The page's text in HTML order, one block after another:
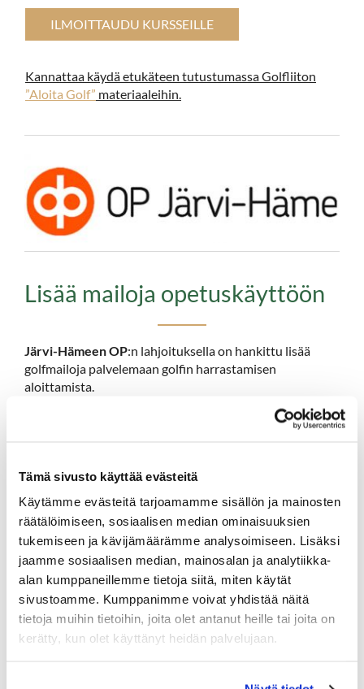
Tämä sivusto käyttää evästeitä
Käytämme evästeitä tarjoamamme sisällön ja mainosten
räätälöimiseen, sosiaalisen median ominaisuuksien
tukemiseen ja kävijämäärämme analysoimiseen. Lisäksi
jaamme sosiaalisen median, mainosalan ja analytiikka-
alan kumppaneillemme tietoja siitä, miten käytät
sivustoamme. Kumppanimme voivat yhdistää näitä
tietoja muihin tietoihin, joita olet antanut heille tai joita on
kerätty, kun olet käyttänyt heidän palvelujaan.
ILMOITTAUDU KURSSEILLE
Kannattaa käydä etukäteen tutustumassa Golfliiton
”Aloita Golf” materiaaleihin.
Lisää mailoja opetuskäyttöön
Järvi-Hämeen OP:n lahjoituksella on hankittu lisää
golfmailoja palvelemaan golfin harrastamisen
aloittamista.
joilla
golfharrastuksen parissa.
Starttikurssilta voi jatkaa maksullisellegreen card-
kurssille, joka sekin on hinnaltaan vain 89 € kaudella
2026.
Välineistö sekä opastus ja opetus ovat tarjolla myös
koululaisille
. Useat lähialueen kuntien opettajat
käyvätkin Hartola Golfissa keväisin ja syksyisin
oppilaiden kanssa liikuntatunneilla ja/tai urheilupäivillä.